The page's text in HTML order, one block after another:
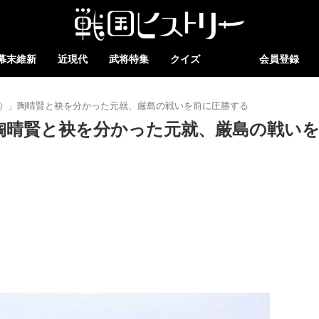
末維新 近現代 武将特集 クイズ 会員登録
」陶晴賢と袂を分かった元就、厳島の戦いを前に圧勝する
賢と袂を分かった元就、厳島の戦いを